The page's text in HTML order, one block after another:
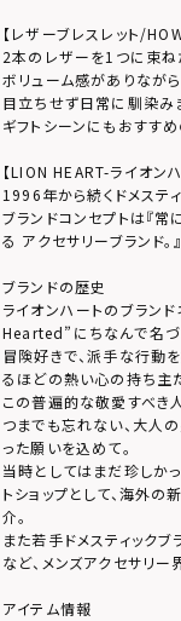
【レザーブレスレット/
2本のレザーを1つに束ね
ボリューム感がありなが
目立ちせず日常に馴染み
ギフトシーンにもおすすめ
【LION HEART-ライオンハ
1996年から続くドメスティ
ブランドコンセプトは『
る アクセサリーブランド。』
ブランドの歴史
ライオンハートのブラン
Hearted”にちなんで名づ
冒険好きで、派手な行動
るほどの熱い心の持ち主だ
この普遍的な敬愛すべき
つまでも忘れない、大人
った願いを込めて。
当時としてはまだ珍しか
トショップとして、海外
介。
また若手ドメスティック
など、メンズアクセサリー
アイテム情報